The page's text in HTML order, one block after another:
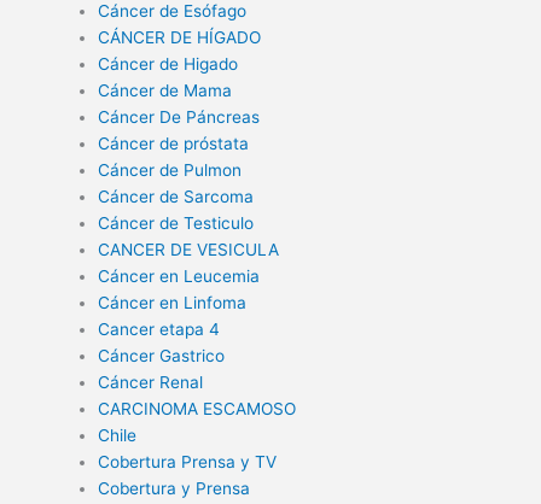
Cáncer de Esófago
CÁNCER DE HÍGADO
Cáncer de Higado
Cáncer de Mama
Cáncer De Páncreas
Cáncer de próstata
Cáncer de Pulmon
Cáncer de Sarcoma
Cáncer de Testiculo
CANCER DE VESICULA
Cáncer en Leucemia
Cáncer en Linfoma
Cancer etapa 4
Cáncer Gastrico
Cáncer Renal
CARCINOMA ESCAMOSO
Chile
Cobertura Prensa y TV
Cobertura y Prensa